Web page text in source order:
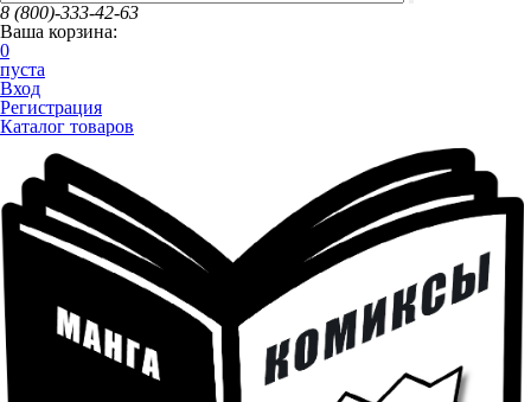
8 (800)-333-42-63
Ваша корзина:
0
пуста
Вход
Регистрация
Каталог товаров